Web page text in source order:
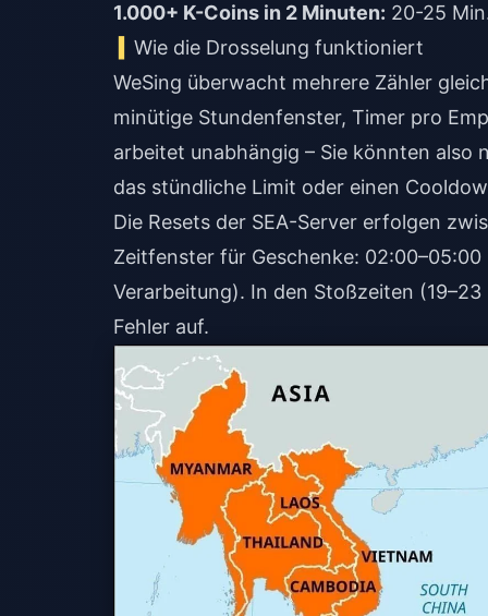
1.000+ K-Coins in 2 Minuten: 20-25
Wie die Drosselung funktioniert
WeSing überwacht mehrere Zähler
minütige Stundenfenster, Timer pro
arbeitet unabhängig – Sie könnten
das stündliche Limit oder einen
Die Resets der SEA-Server erfolgen
Zeitfenster für Geschenke:
Verarbeitung). In den Stoßzeiten
Fehler auf.